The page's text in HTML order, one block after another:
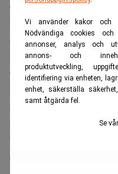
Vi använder kakor och
Nödvändiga cookies
annonser, analys och
annons- och
produktutveckling,
identifiering via enheten,
enhet, säkerställa
samt åtgärda fel.
Se
Juridikdå.
Bolaget hävdade att
användning skadade
pekade även på att
Google Translate för att
Bankomat uppgav i
andra kvartalet 2024
kronor i varumärket
Varit känt i 50 års tid
Google svarade genom